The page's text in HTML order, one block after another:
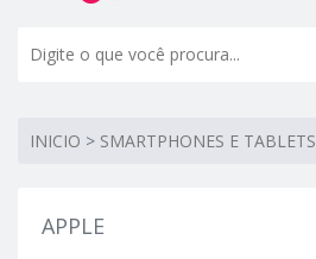
INICIO > SMARTPHONES E TABLETS
APPLE